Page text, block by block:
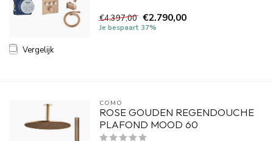
Vergelijk
€4.397,00 €2.790,00
Je bespaart 37%
COMO
ROSE GOUDEN REGENDOUCHE
PLAFOND MOOD 60